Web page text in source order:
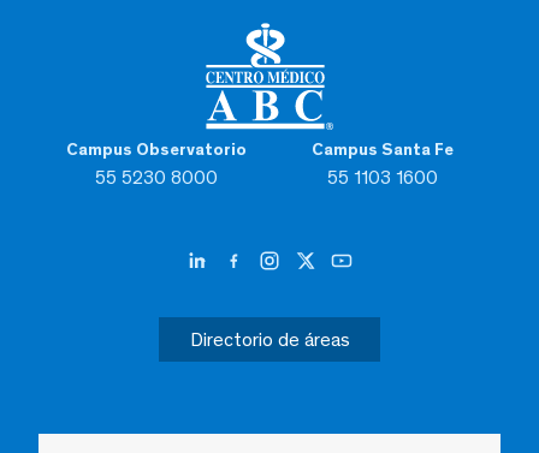
Campus Observatorio
55 5230 8000
Campus Santa Fe
55 1103 1600
Directorio de áreas